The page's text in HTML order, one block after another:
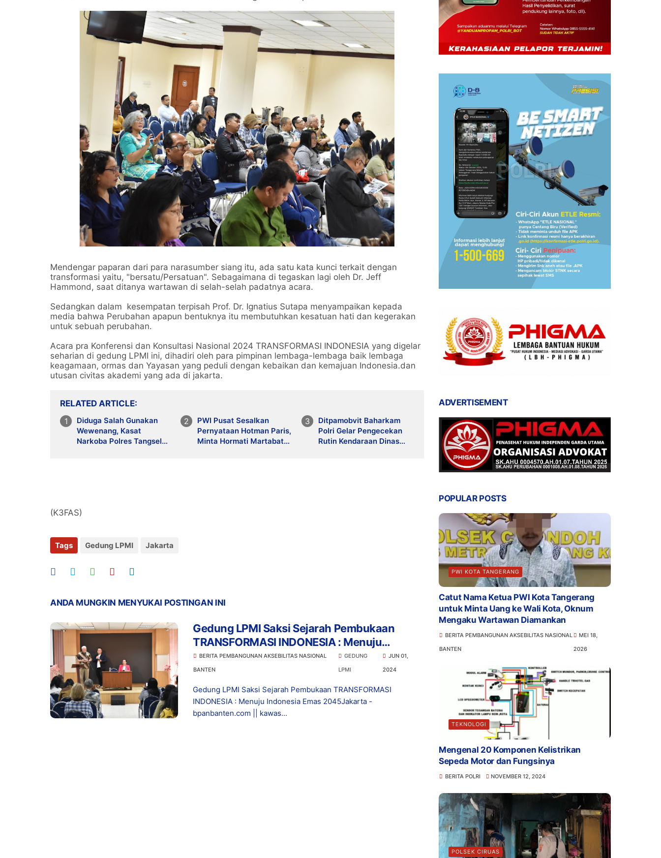
Mendengar paparan dari para narasumber siang itu, ada satu kata kunci terkait dengan
transformasi yaitu, "bersatu/Persatuan". Sebagaimana di tegaskan lagi oleh Dr. Jeff
Hammond, saat ditanya wartawan di selah-selah padatnya acara.
Sedangkan dalam kesempatan terpisah Prof. Dr. Ignatius Sutapa menyampaikan kepada
media bahwa Perubahan apapun bentuknya itu membutuhkan kesatuan hati dan kegerakan
untuk sebuah perubahan.
Acara pra Konferensi dan Konsultasi Nasional 2024 TRANSFORMASI INDONESIA yang digelar
seharian di gedung LPMI ini, dihadiri oleh para pimpinan lembaga-lembaga baik lembaga
keagamaan, ormas dan Yayasan yang peduli dengan kebaikan dan kemajuan Indonesia.dan
utusan civitas akademi yang ada di jakarta.
RELATED ARTICLE
Diduga Salah Gunakan
Wewenang, Kasat
Narkoba Polres Tangsel
PWI Pusat Sesalkan
Pernyataan Hotman Paris,
Minta Hormati Martabat
Ditpamobvit Baharkam
Polri Gelar Pengecekan
Rutin Kendaraan Dinas
(K3FAS)
Tags Gedung LPMI Jakarta
ANDA MUNGKIN MENYUKAI POSTINGAN INI
Gedung LPMI Saksi Sejarah Pembukaan
TRANSFORMASI INDONESIA : Menuju
Indonesia Emas 2045
BERITA PEMBANGUNAN AKSEBILITAS NASIONAL
BANTEN
GEDUNG
LPMI
JUN 01,
2024
Gedung LPMI Saksi Sejarah Pembukaan TRANSFORMASI
INDONESIA : Menuju Indonesia Emas 2045Jakarta -
bpanbanten.com || kawas...
ADVERTISEMENT
POPULAR POSTS
PWI KOTA TANGERANG
Catut Nama Ketua PWI Kota Tangerang
untuk Minta Uang ke Wali Kota, Oknum
Mengaku Wartawan Diamankan
BERITA PEMBANGUNAN AKSEBILITAS NASIONAL
BANTEN
MEI 18,
2026
TEKNOLOGI
Mengenal 20 Komponen Kelistrikan
Sepeda Motor dan Fungsinya
BERITA POLRI NOVEMBER 12, 2024
POLSEK CIRUAS